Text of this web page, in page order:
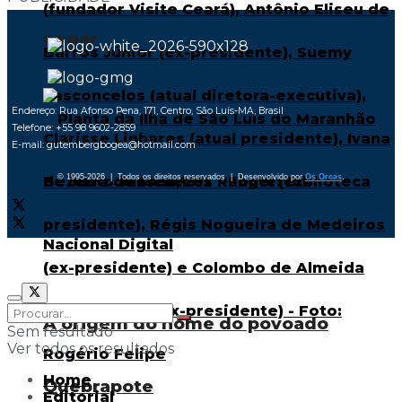
negar
A origem do nome do povoado
Quebrapote
Endereço: Rua Afonso Pena, 171, Centro, São Luís-MA, Brasil
Telefone: +55 98 9602-2859
E-mail: gutembergbogea@hotmail.com
© 1995-2026 | Todos os direitos reservados | Desenvolvido porOs Orcas.
Sem resultado
Ver todos os resultados
Home
Editorial